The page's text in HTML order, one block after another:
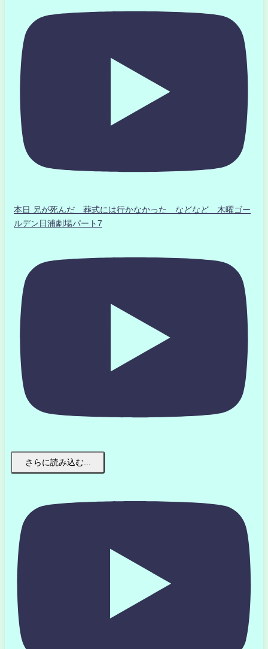
本日 兄が死んだ 葬式には行かなかった などなど 木曜ゴー
ルデン日浦劇場パート7
さらに読み込む...